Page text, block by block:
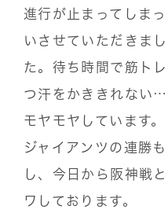
進行が止まってしま
いさせていただきま
た。待ち時間で筋ト
つ汗をかききれない…
モヤモヤしています。
ジャイアンツの連勝
し、今日から阪神戦
ワしております。